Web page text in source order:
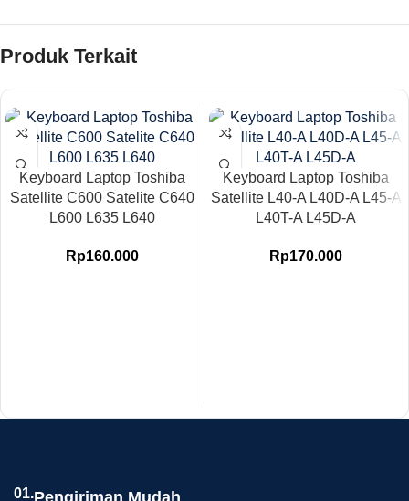
Produk Terkait
Keyboard Laptop Toshiba
Satellite C600 Satelite C640
L600 L635 L640
Rp160.000
Keyboard Laptop Toshiba
Satellite L40-A L40D-A L45-A
L40T-A L45D-A
Rp170.000
01.